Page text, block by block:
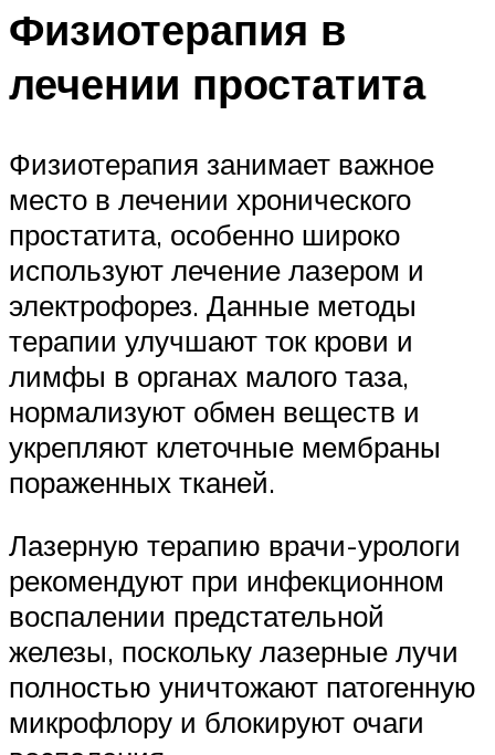
Физиотерапия в
лечении простатита
Физиотерапия занимает важное
место в лечении хронического
простатита, особенно широко
используют лечение лазером и
электрофорез. Данные методы
терапии улучшают ток крови и
лимфы в органах малого таза,
нормализуют обмен веществ и
укрепляют клеточные мембраны
пораженных тканей.
Лазерную терапию врачи-урологи
рекомендуют при инфекционном
воспалении предстательной
железы, поскольку лазерные лучи
полностью уничтожают патогенную
микрофлору и блокируют очаги